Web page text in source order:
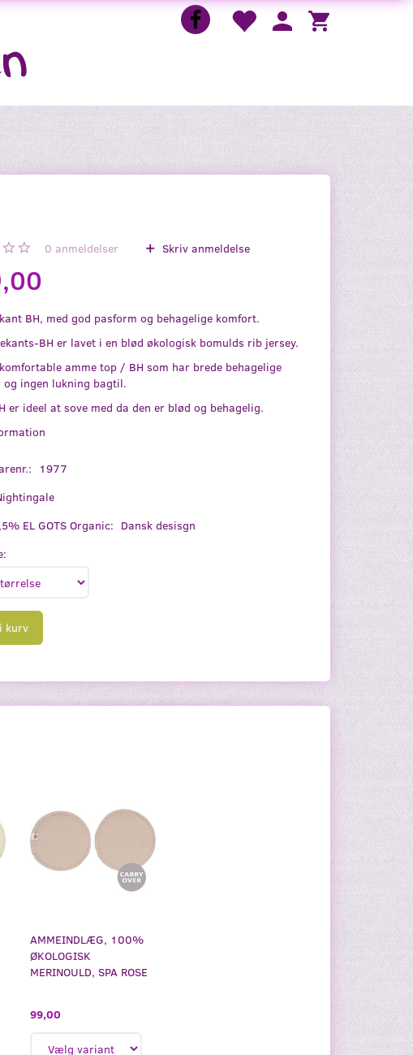
0 anmeldelser Skriv anmeldelse
BH, med god pasform og behagelige komfort.
BH er lavet i en blød økologisk bomulds rib jersey.
amme top / BH som har brede behagelige
og ingen lukning bagtil.
er ideel at sove med da den er blød og behagelig.
1977
EL GOTS Organic: Dansk desisgn
kurv
AMMEINDLÆG, 100%
ØKOLOGISK
MERINOULD, SPA ROSE
99,00